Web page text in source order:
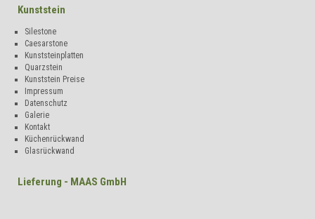
Kunststein
Silestone
Caesarstone
Kunststeinplatten
Quarzstein
Kunststein Preise
Impressum
Datenschutz
Galerie
Kontakt
Küchenrückwand
Glasrückwand
Lieferung - MAAS GmbH